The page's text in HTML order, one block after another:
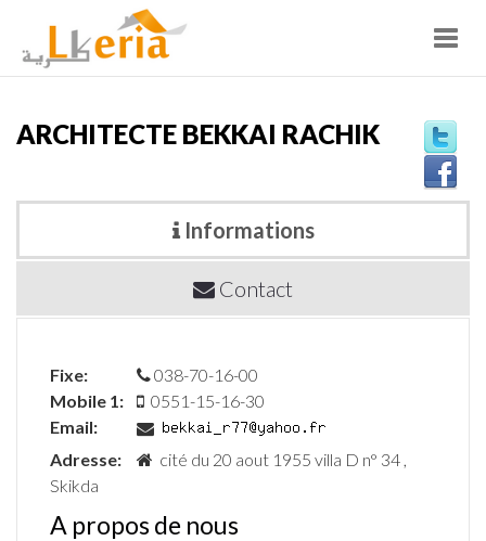
ARCHITECTE BEKKAI RACHIK
Informations
Contact
Fixe:
038-70-16-00
Mobile 1:
0551-15-16-30
Email:
Adresse:
cité du 20 aout 1955 villa D n° 34 ,
Skikda
A propos de nous